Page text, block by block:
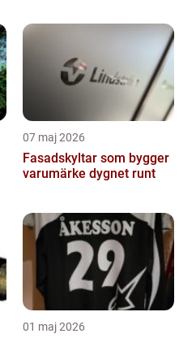
07 maj 2026
Fasadskyltar som bygger
varumärke dygnet runt
01 maj 2026